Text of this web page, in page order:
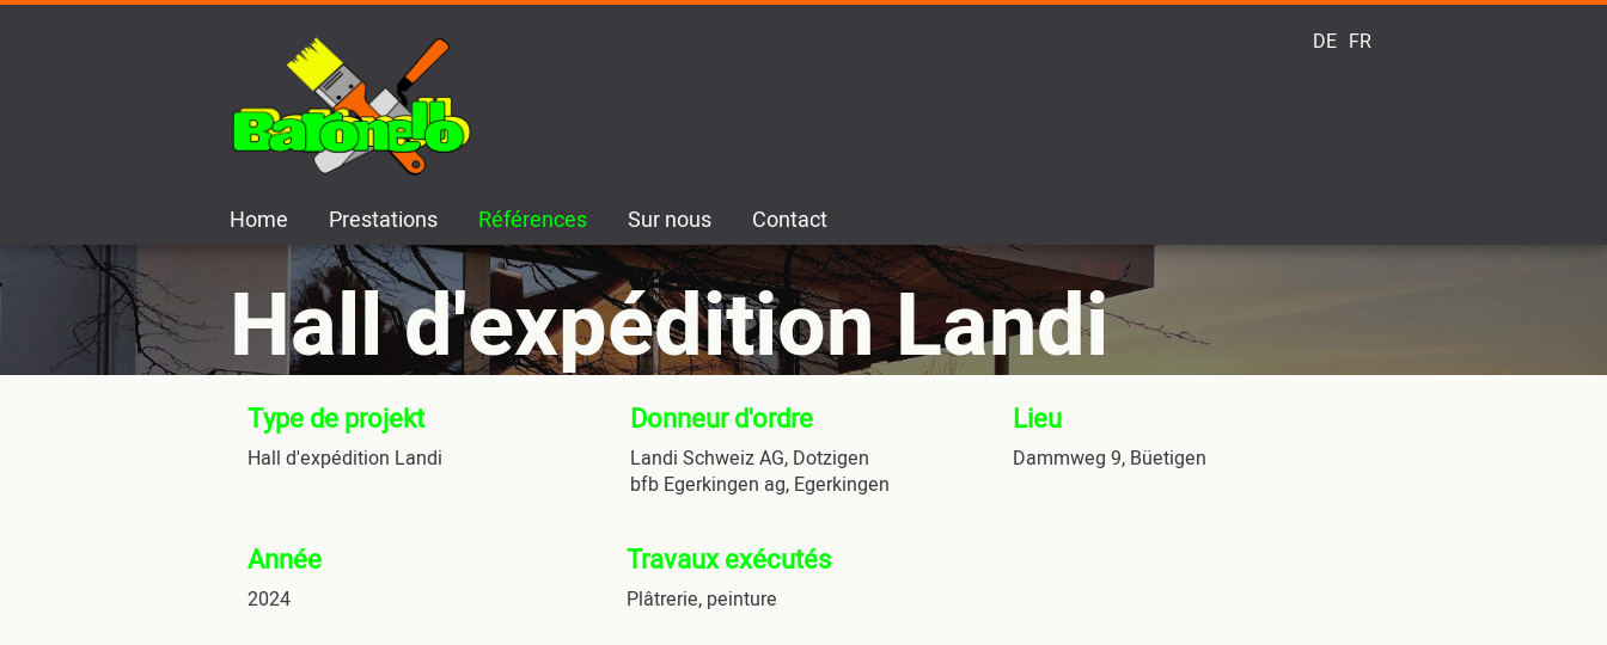
DE FR
Home Prestations Références Sur nous Contact
Hall d'expédition Landi
Type de projekt
Hall d'expédition Landi
Donneur d'ordre
Landi Schweiz AG, Dotzigen
bfb Egerkingen ag, Egerkingen
Lieu
Dammweg 9, Büetigen
Année
2024
Travaux exécutés
Plâtrerie, peinture